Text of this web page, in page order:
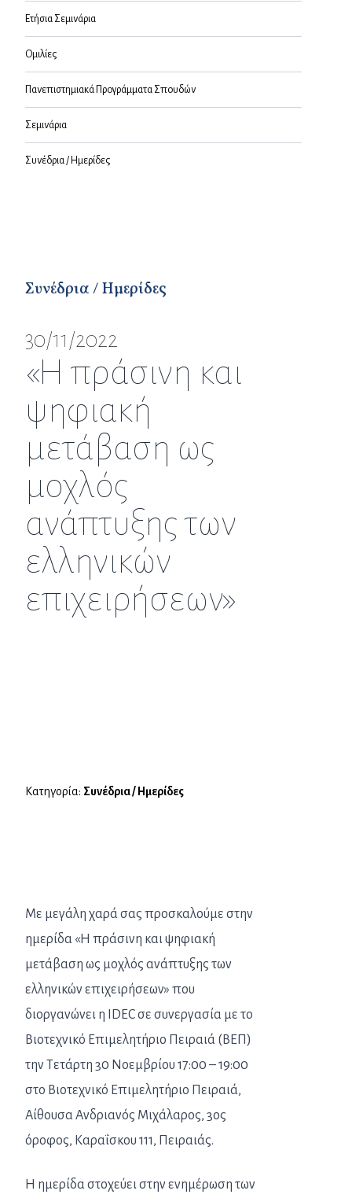
Ετήσια Σεμινάρια
Ομιλίες
Πανεπιστημιακά Προγράμματα Σπουδών
Σεμινάρια
Συνέδρια / Ημερίδες
Συνέδρια / Ημερίδες
30/11/2022
«Η πράσινη και
ψηφιακή
μετάβαση ως
μοχλός
ανάπτυξης των
ελληνικών
επιχειρήσεων»
Με μεγάλη χαρά σας προσκαλούμε στην
ημερίδα «Η πράσινη και ψηφιακή
μετάβαση ως μοχλός ανάπτυξης των
ελληνικών επιχειρήσεων» που
διοργανώνει η IDEC σε συνεργασία με το
Βιοτεχνικό Επιμελητήριο Πειραιά (ΒΕΠ)
την Τετάρτη 30 Νοεμβρίου 17:00 – 19:00
στο Βιοτεχνικό Επιμελητήριο Πειραιά,
Αίθουσα Ανδριανός Μιχάλαρος, 3ος
όροφος, Καραΐσκου 111, Πειραιάς.
Η ημερίδα στοχεύει στην ενημέρωση των
Κατηγορία: Συνέδρια / Ημερίδες